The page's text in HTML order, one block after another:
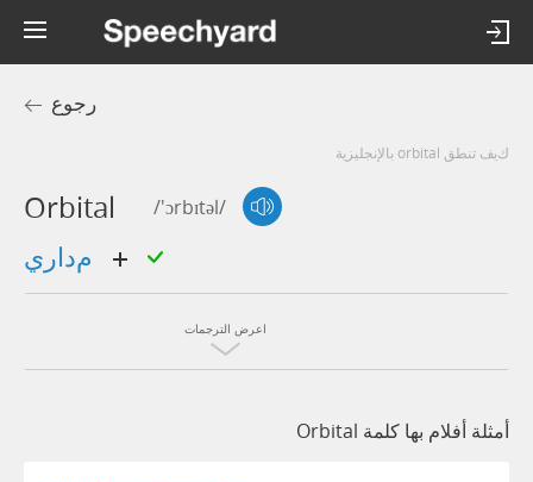
رجوع
كيف تنطق orbital بالإنجليزية
Orbital /'ɔrbɪtəl/
اعرض الترجمات
أمثلة أفلام بها كلمة Orbital